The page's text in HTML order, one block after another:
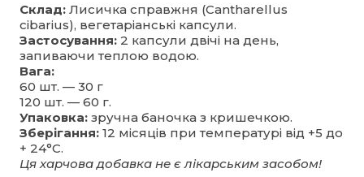
Склад: Лисичка справжня (Cantharellus
cibarius), вегетаріанські капсули.
Застосування: 2 капсули двічі на день,
запиваючи теплою водою.
Вага:
60 шт. — 30 г
120 шт. — 60 г.
Упаковка: зручна баночка з кришечкою.
Зберігання: 12 місяців при температурі від +5 до
+ 24°С.
Ця харчова добавка не є лікарським засобом!